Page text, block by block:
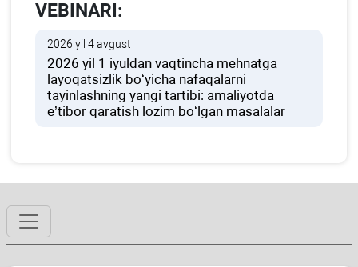
VEBINARI:
2026 yil 4 avgust
2026 yil 1 iyuldan vaqtincha mehnatga
layoqatsizlik boʻyicha nafaqalarni
tayinlashning yangi tartibi: amaliyotda
e’tibor qaratish lozim boʻlgan masalalar